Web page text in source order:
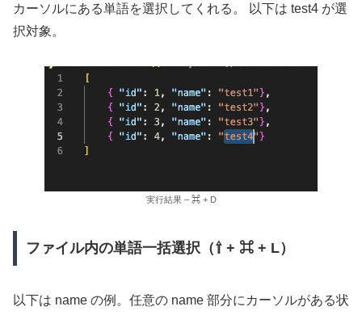
カーソルにある単語を選択してくれる。 以下は test4 が選
択対象。
実行結果 – ⌘ + D
ファイル内の単語一括選択（⇧ + ⌘ + L）
以下は name の例。任意の name 部分にカーソルがある状